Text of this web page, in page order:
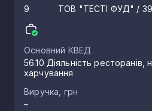
9 ТОВ "ТЕСТІ ФУД" /
Основний КВЕД
56.10 Діяльність ресторанів,
харчування
Виручка, грн
–